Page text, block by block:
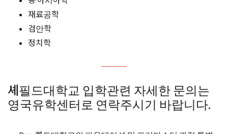
재료공학
검안학
정치학
셰필드대학교 입학관련 자세한 문의는
영국유학센터로 연락주시기 바랍니다.